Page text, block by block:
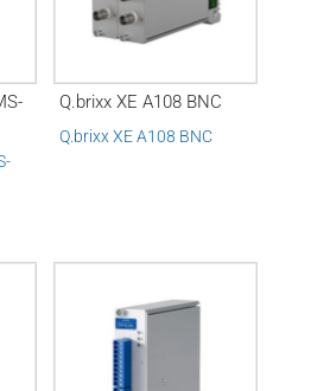
Q.brixx XE A108 BNC
Q.brixx XE A108 BNC